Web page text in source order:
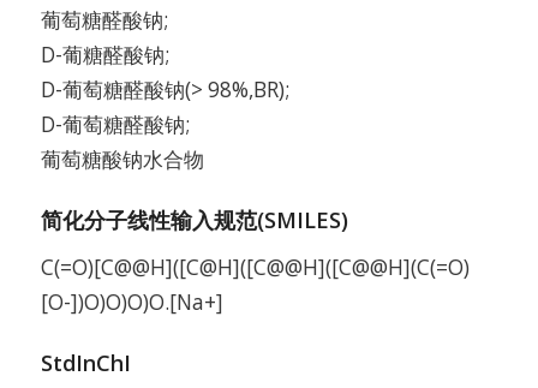
葡萄糖醛酸钠;
D-葡糖醛酸钠;
D-葡萄糖醛酸钠(> 98%,BR);
D-葡萄糖醛酸钠;
葡萄糖酸钠水合物
简化分子线性输入规范(SMILES)
C(=O)[C@@H]([C@H]([C@@H]([C@@H](C(=O)
[O-])O)O)O)O.[Na+]
StdInChI